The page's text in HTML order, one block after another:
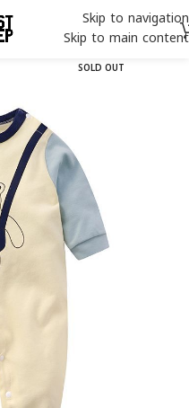
Skip to navigation
Skip to main content
SOLD OUT